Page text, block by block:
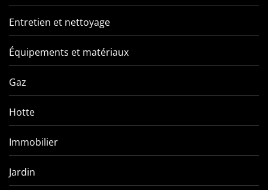
Entretien et nettoyage
Équipements et matériaux
Gaz
Hotte
Immobilier
Jardin